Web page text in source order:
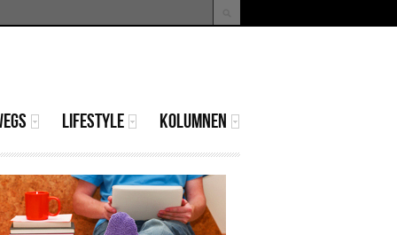
LIFESTYLE KOLUMNEN